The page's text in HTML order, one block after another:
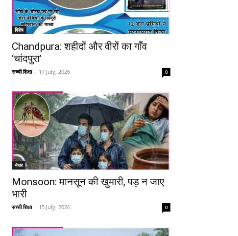
Telegram Copy URL
विशेष
Chandpura: शहीदों और वीरों का गाँव
‘चांदपुरा’
सच्ची शिक्षा - 17 July, 2026 0
नेचर
Monsoon: मानसून की खुमारी, पड़ न जाए
भारी
सच्ची शिक्षा - 15 July, 2026 0